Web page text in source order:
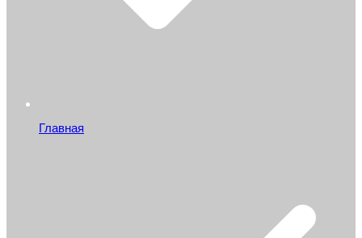
Главная